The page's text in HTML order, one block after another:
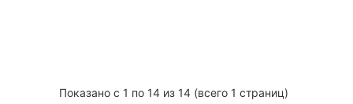
Показано с 1 по 14 из 14 (всего 1 страниц)